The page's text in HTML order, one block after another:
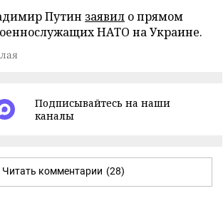
Путин заявил о прямом
НАТО на Украине.
Подписывайтесь на наши
каналы
Читать комментарии (28)